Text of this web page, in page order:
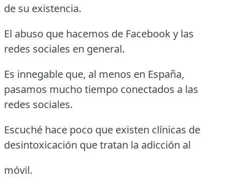
de su existencia.
El abuso que hacemos de Facebook y las
redes sociales en general.
Es innegable que, al menos en España,
pasamos mucho tiempo conectados a las
redes sociales.
Escuché hace poco que existen clínicas de
desintoxicación que tratan la adicción al
móvil.